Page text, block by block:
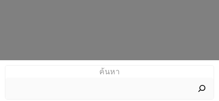
ค้นหา